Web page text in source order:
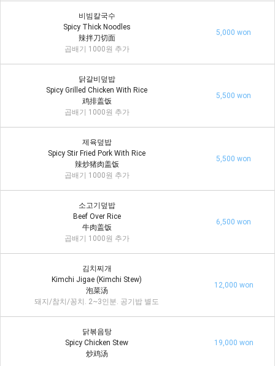
비빔칼국수
Spicy Thick Noodles
辣拌刀切面
곱배기 1000원 추가
5,000 won
닭갈비덮밥
Spicy Grilled Chicken With Rice
鸡排盖饭
곱배기 1000원 추가
5,500 won
제육덮밥
Spicy Stir Fried Pork With Rice
辣炒猪肉盖饭
곱배기 1000원 추가
5,500 won
소고기덮밥
Beef Over Rice
牛肉盖饭
곱배기 1000원 추가
6,500 won
김치찌개
Kimchi Jigae (Kimchi Stew)
泡菜汤
돼지/참치/꽁치. 2~3인분. 공기밥 별도
12,000 won
닭볶음탕
Spicy Chicken Stew
炒鸡汤
19,000 won